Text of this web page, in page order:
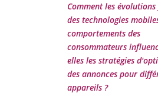
Comment les
des technologies
comportements des
consommateurs
elles les stratégies
des annonces pour
appareils ?